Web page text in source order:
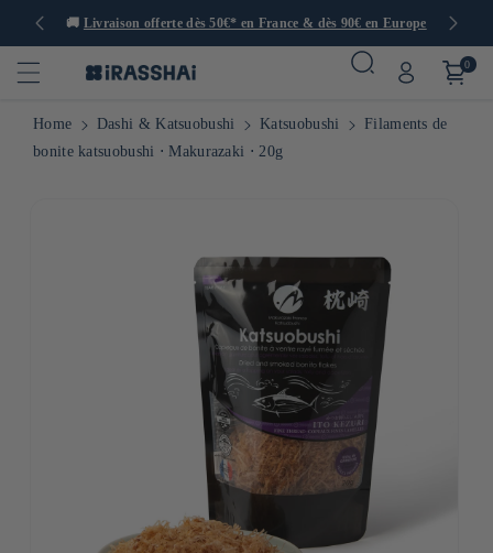
🚚 Livraison offerte dès 50€* en France & dès 90€ en Europe
0
Home Dashi & Katsuobushi Katsuobushi
Filaments de
bonite katsuobushi ⋅ Makurazaki ⋅ 20g